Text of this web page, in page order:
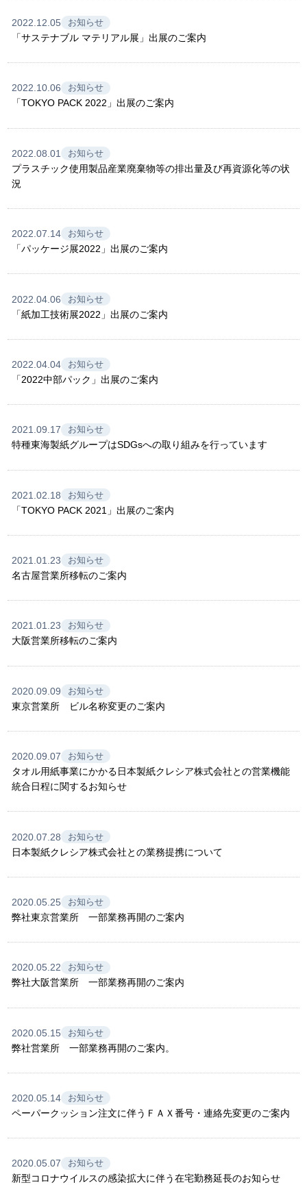
2022.12.05 お知らせ
「サステナブル マテリアル展」出展のご案内
2022.10.06 お知らせ
「TOKYO PACK 2022」出展のご案内
2022.08.01 お知らせ
プラスチック使用製品産業廃棄物等の排出量及び再資源化等の状
況
2022.07.14 お知らせ
「パッケージ展2022」出展のご案内
2022.04.06 お知らせ
「紙加工技術展2022」出展のご案内
2022.04.04 お知らせ
「2022中部パック」出展のご案内
2021.09.17 お知らせ
特種東海製紙グループはSDGsへの取り組みを行っています
2021.02.18 お知らせ
「TOKYO PACK 2021」出展のご案内
2021.01.23 お知らせ
名古屋営業所移転のご案内
2021.01.23 お知らせ
大阪営業所移転のご案内
2020.09.09 お知らせ
東京営業所 ビル名称変更のご案内
2020.09.07 お知らせ
タオル用紙事業にかかる日本製紙クレシア株式会社との営業機能
統合日程に関するお知らせ
2020.07.28 お知らせ
日本製紙クレシア株式会社との業務提携について
2020.05.25 お知らせ
弊社東京営業所 一部業務再開のご案内
2020.05.22 お知らせ
弊社大阪営業所 一部業務再開のご案内
2020.05.15 お知らせ
弊社営業所 一部業務再開のご案内。
2020.05.14 お知らせ
ペーパークッション注文に伴うＦＡＸ番号・連絡先変更のご案内
2020.05.07 お知らせ
新型コロナウイルスの感染拡大に伴う在宅勤務延長のお知らせ